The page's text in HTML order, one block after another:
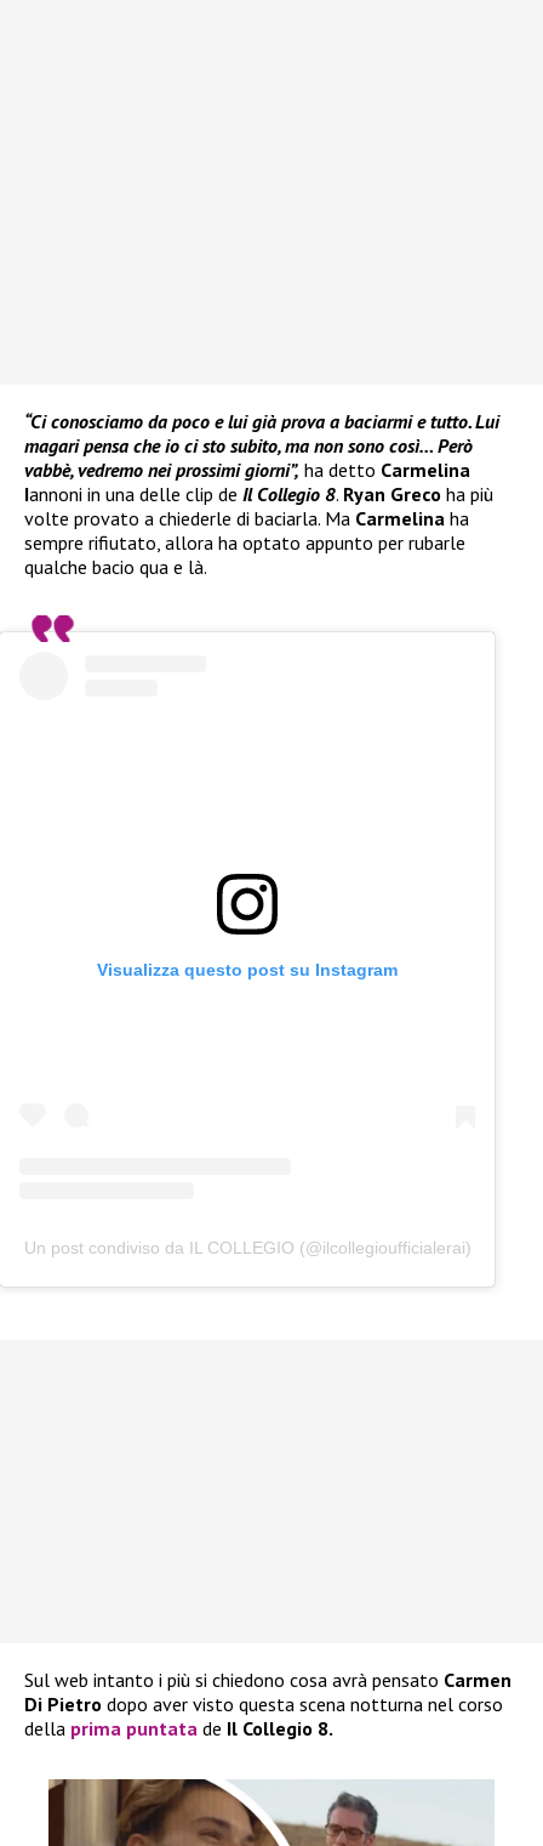
“Ci conosciamo da poco e lui già prova a baciarmi e tutto. Lui
magari pensa che io ci sto subito, ma non sono così… Però
vabbè, vedremo nei prossimi giorni”, ha detto Carmelina
Iannoni in una delle clip de Il Collegio 8. Ryan Greco ha più
volte provato a chiederle di baciarla. Ma Carmelina ha
sempre rifiutato, allora ha optato appunto per rubarle
qualche bacio qua e là.
Visualizza questo post su Instagram
Un post condiviso da IL COLLEGIO (@ilcollegioufficialerai)
Sul web intanto i più si chiedono cosa avrà pensato Carmen
Di Pietro dopo aver visto questa scena notturna nel corso
della prima puntata de Il Collegio 8.